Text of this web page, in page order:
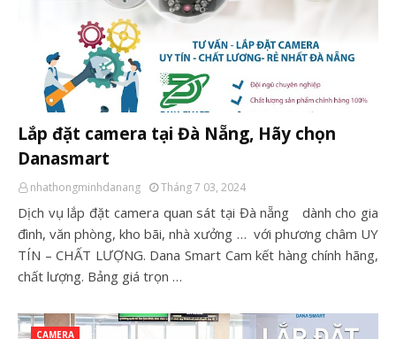
Lắp đặt camera tại Đà Nẵng, Hãy chọn
Danasmart
nhathongminhdanang Tháng 7 03, 2024
Dịch vụ lắp đặt camera quan sát tại Đà nẵng dành cho gia
đình, văn phòng, kho bãi, nhà xưởng … với phương châm UY
TÍN – CHẤT LƯỢNG. Dana Smart Cam kết hàng chính hãng,
chất lượng. Bảng giá trọn …
CAMERA